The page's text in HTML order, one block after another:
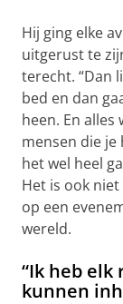
Hij ging elke
uitgerust te
terecht. “Dan
bed en dan
heen. En
mensen die je
het wel heel
Het is ook
op een
wereld.
“Ik heb elk
kunnen